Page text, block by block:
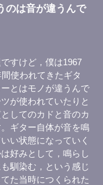
のは音が違うんで
すけど，僕は1967
使われてきたギタ
とはモノが違うんで
が使われていたりと
してのカドと音のカ
ギター自体が音を鳴
い状態になっていく
好みとして，鳴らし
馴染む，という感じ
た当時につくられた